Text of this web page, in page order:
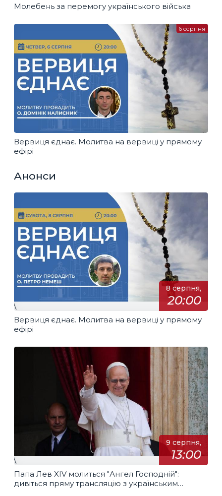
Молебень за перемогу українського війська
Вервиця єднає. Молитва на вервиці у прямому
ефірі
6 серпня
Анонси
8 серпня,
20:00
\
Вервиця єднає. Молитва на вервиці у прямому
ефірі
9 серпня,
13:00
\
Папа Лев XIV молиться "Ангел Господній":
дивіться пряму трансляцію з українським